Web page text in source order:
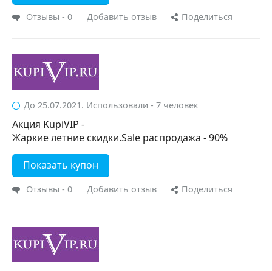
Отзывы - 0 Добавить отзыв Поделиться
До 25.07.2021. Использовали - 7 человек
Акция KupiVIP -
Жаркие летние скидки.Sale распродажа - 90%
Показать купон
Отзывы - 0 Добавить отзыв Поделиться